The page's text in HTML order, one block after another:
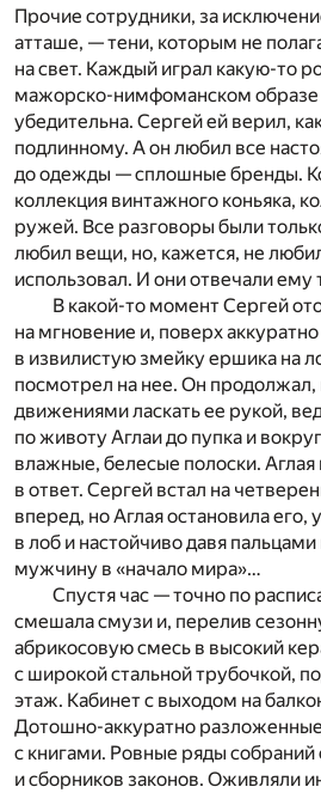
Прочие сотрудники, за
атташе, — тени, которым не
на свет. Каждый играл какую-то
мажорско-нимфоманском образе
убедительна. Сергей ей верил,
подлинному. А он любил все
до одежды — сплошные бренды.
коллекция винтажного коньяка,
ружей. Все разговоры были
любил вещи, но, кажется, не
использовал. И они отвечали ему
В какой-то момент Сергей
на мгновение и, поверх
в извилистую змейку ершика на
посмотрел на нее. Он
движениями ласкать ее рукой,
по животу Аглаи до пупка и
влажные, белесые полоски.
в ответ. Сергей встал на
вперед, но Аглая остановила его,
в лоб и настойчиво давя
мужчину в «начало мира»…
Спустя час — точно по
смешала смузи и, перелив
абрикосовую смесь в высокий
с широкой стальной трубочкой,
этаж. Кабинет с выходом на
Дотошно-аккуратно
с книгами. Ровные ряды собраний
и сборников законов. Оживляли